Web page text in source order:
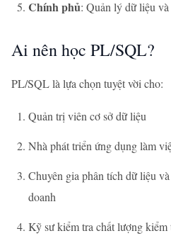
Chính phủ: Quản lý dữ liệu
Ai nên học PL/SQL?
PL/SQL là lựa chọn tuyệt vời cho:
Quản trị viên cơ sở dữ liệu
Nhà phát triển ứng dụng làm
Chuyên gia phân tích dữ liệu
doanh
Kỹ sư kiểm tra chất lượng